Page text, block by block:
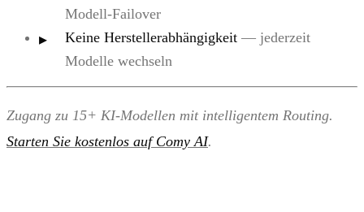
Modell-Failover
Keine Herstellerabhängigkeit — jederzeit
Modelle wechseln
Zugang zu 15+ KI-Modellen mit intelligentem Routing.
Starten Sie kostenlos auf Comy AI.